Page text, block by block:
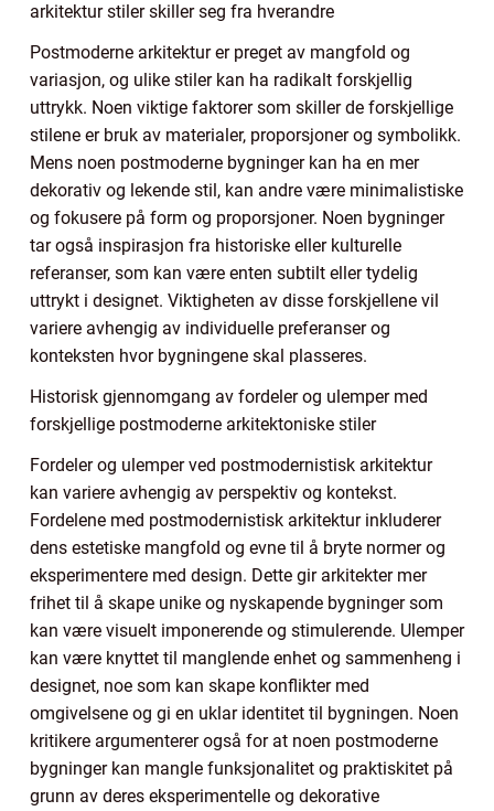
arkitektur stiler skiller seg fra hverandre
Postmoderne arkitektur er preget av mangfold og
variasjon, og ulike stiler kan ha radikalt forskjellig
uttrykk. Noen viktige faktorer som skiller de forskjellige
stilene er bruk av materialer, proporsjoner og symbolikk.
Mens noen postmoderne bygninger kan ha en mer
dekorativ og lekende stil, kan andre være minimalistiske
og fokusere på form og proporsjoner. Noen bygninger
tar også inspirasjon fra historiske eller kulturelle
referanser, som kan være enten subtilt eller tydelig
uttrykt i designet. Viktigheten av disse forskjellene vil
variere avhengig av individuelle preferanser og
konteksten hvor bygningene skal plasseres.
Historisk gjennomgang av fordeler og ulemper med
forskjellige postmoderne arkitektoniske stiler
Fordeler og ulemper ved postmodernistisk arkitektur
kan variere avhengig av perspektiv og kontekst.
Fordelene med postmodernistisk arkitektur inkluderer
dens estetiske mangfold og evne til å bryte normer og
eksperimentere med design. Dette gir arkitekter mer
frihet til å skape unike og nyskapende bygninger som
kan være visuelt imponerende og stimulerende. Ulemper
kan være knyttet til manglende enhet og sammenheng i
designet, noe som kan skape konflikter med
omgivelsene og gi en uklar identitet til bygningen. Noen
kritikere argumenterer også for at noen postmoderne
bygninger kan mangle funksjonalitet og praktiskitet på
grunn av deres eksperimentelle og dekorative